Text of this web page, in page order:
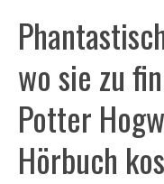
wo sie zu
Potter
Hörbuch